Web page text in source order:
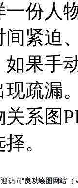
一份人
间紧迫
如果手
现疏漏
系图
。